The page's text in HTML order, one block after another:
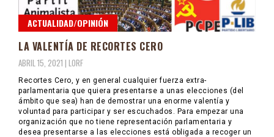
ACTUALIDAD/OPINIÓN
LA VALENTÍA DE RECORTES CERO
ABRIL 15, 2021 | LORF
Recortes Cero, y en general cualquier fuerza extra-
parlamentaria que quiera presentarse a unas elecciones (del
ámbito que sea) han de demostrar una enorme valentía y
voluntad para participar y ser escuchados. Para empezar una
organización que no tiene representación parlamentaria y
desea presentarse a las elecciones está obligada a recoger un